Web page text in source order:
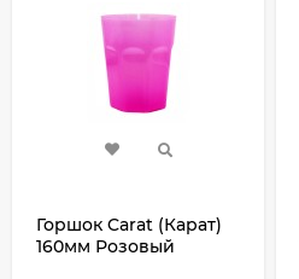
Горшок Carat (Карат)
160мм Розовый